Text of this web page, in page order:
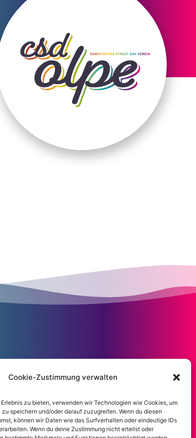
Cookie-Zustimmung verwalten
zu bieten, verwenden wir Technologien wie Cookies, um
speichern und/oder darauf zuzugreifen. Wenn du diesen
können wir Daten wie das Surfverhalten oder eindeutige IDs
Wenn du deine Zustimmung nicht erteilst oder